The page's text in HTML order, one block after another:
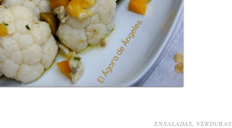
ENSALADAS, VERDURAS